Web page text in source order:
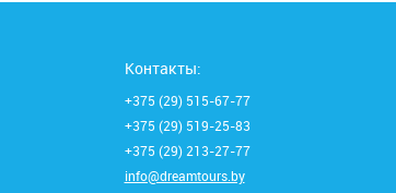
Контакты:
+375 (29) 515-67-77
+375 (29) 519-25-83
+375 (29) 213-27-77
info@dreamtours.by